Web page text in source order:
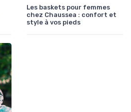
Les baskets pour femmes
chez Chaussea : confort et
style à vos pieds